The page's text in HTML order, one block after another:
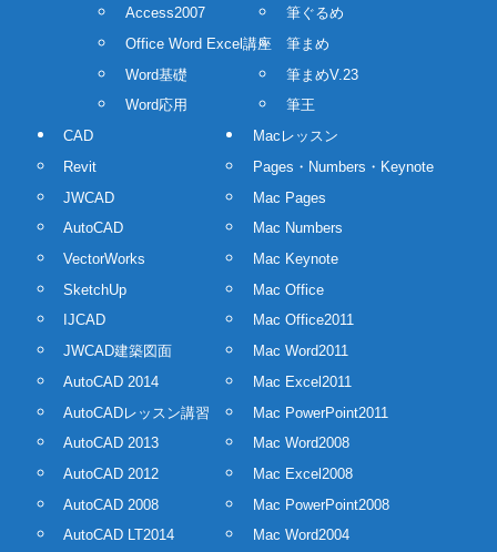
Access2007
Office Word Excel講座
Word基礎
Word応用
筆ぐるめ
筆まめ
筆まめV.23
筆王
CAD
Revit
JWCAD
AutoCAD
VectorWorks
SketchUp
IJCAD
JWCAD建築図面
AutoCAD 2014
AutoCADレッスン講習
AutoCAD 2013
AutoCAD 2012
AutoCAD 2008
AutoCAD LT2014
Macレッスン
Pages・Numbers・Keynote
Mac Pages
Mac Numbers
Mac Keynote
Mac Office
Mac Office2011
Mac Word2011
Mac Excel2011
Mac PowerPoint2011
Mac Word2008
Mac Excel2008
Mac PowerPoint2008
Mac Word2004